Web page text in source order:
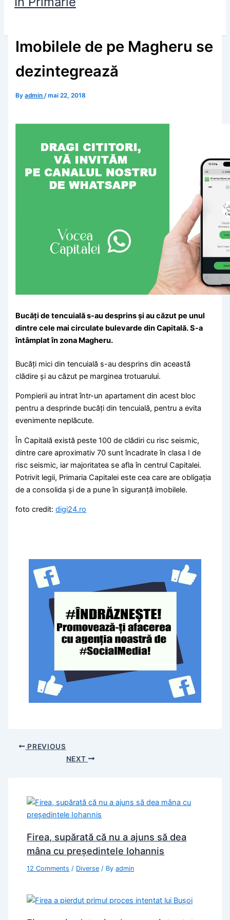
Imobilele de pe Magheru se
dezintegrează
Byadmin/mai 22, 2018
Bucăţi de tencuială s-au desprins şi au căzut pe unul
dintre cele mai circulate bulevarde din Capitală. S-a
întâmplat în zona Magheru.
Bucăți mici din tencuială s-au desprins din această
clădire și au căzut pe marginea trotuarului.
Pompierii au intrat într-un apartament din acest bloc
pentru a desprinde bucăți din tencuială, pentru a evita
evenimente neplăcute.
În Capitală există peste 100 de clădiri cu risc seismic,
dintre care aproximativ 70 sunt încadrate în clasa I de
risc seismic, iar majoritatea se afla în centrul Capitalei.
Potrivit legii, Primaria Capitalei este cea care are obligația
de a consolida și de a pune în siguranță imobilele.
foto credit:digi24.ro
PREVIOUS
NEXT
Firea, supărată că nu a ajuns să dea
mâna cu președintele Iohannis
12 Comments / Diverse / Byadmin